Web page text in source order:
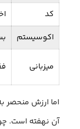
کد
اکوسیستم
میزبانی
آن نهفته است.